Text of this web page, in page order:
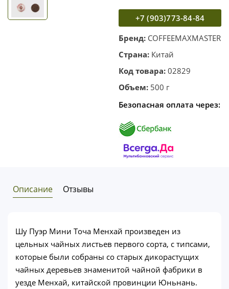
+7 (903)773-84-84
Бренд: COFFEEMAXMASTER
Страна: Китай
Код товара: 02829
Объем: 500 г
Безопасная оплата через:
Описание Отзывы
Шу Пуэр Мини Точа Менхай произведен из
цельных чайных листьев первого сорта, с типсами,
которые были собраны со старых дикорастущих
чайных деревьев знаменитой чайной фабрики в
уезде Менхай, китайской провинции Юньнань.